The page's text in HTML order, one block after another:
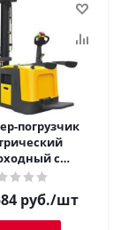
погрузчик
с
TOR 1,5 т 4,5
CPD15R
руб./шт